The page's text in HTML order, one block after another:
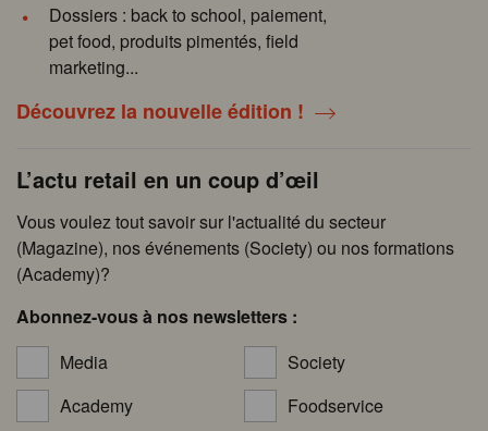
Dossiers : back to school, paiement,
pet food, produits pimentés, field
marketing...
Découvrez la nouvelle édition !
L’actu retail en un coup d’œil
Vous voulez tout savoir sur l'actualité du secteur
(Magazine), nos événements (Society) ou nos formations
(Academy)?
Abonnez-vous à nos newsletters :
Media
Society
Academy
Foodservice